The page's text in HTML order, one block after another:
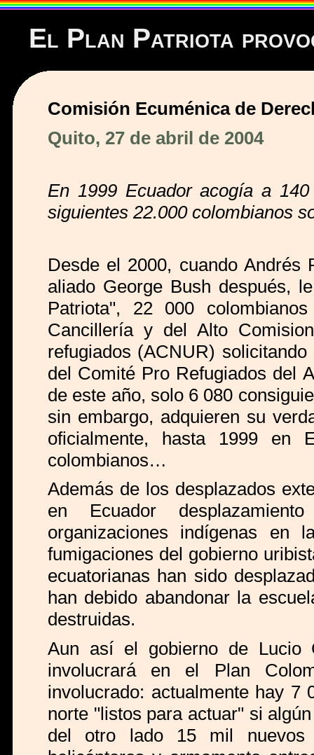
El Plan Patriota
Comisión Ecuménica de
Quito, 27 de abril de 2004
En 1999 Ecuador acogía a
siguientes 22.000 colombianos
Desde el 2000, cuando
aliado George Bush después,
Patriota", 22 000
Cancillería y del Alto
refugiados (ACNUR)
del Comité Pro Refugiados del
de este año, solo 6 080
sin embargo, adquieren su
oficialmente, hasta 1999 en
colombianos…
Además de los desplazados
en Ecuador
organizaciones indígenas en
fumigaciones del gobierno
ecuatorianas han sido
han debido abandonar la
destruidas.
Aun así el gobierno de Lucio
involucrará en el Plan
involucrado: actualmente hay 7
norte "listos para actuar" si
del otro lado 15 mil nuevos